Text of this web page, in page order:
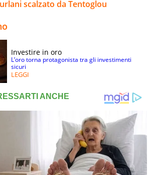
scalzato da Tentoglou
Investire in oro
L’oro torna protagonista tra gli investimenti
sicuri
LEGGI